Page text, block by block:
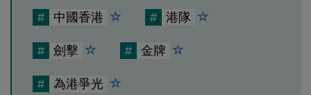
# 中國香港 # 港隊
# 劍擊 # 金牌
# 為港爭光